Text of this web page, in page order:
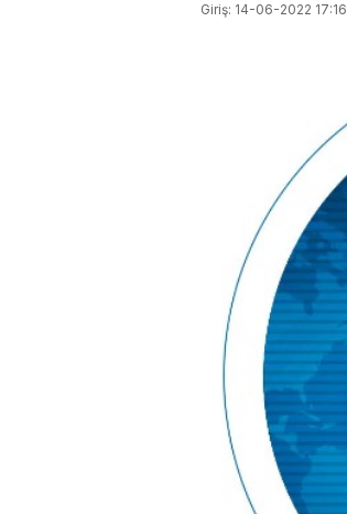
Giriş: 14-06-2022 17:16